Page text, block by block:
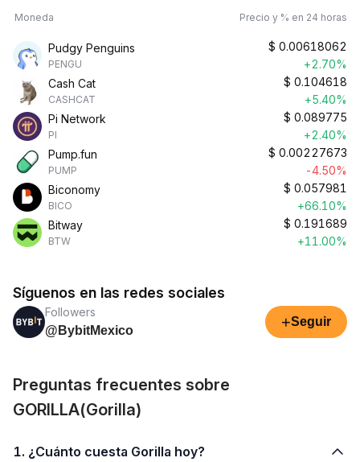
Moneda Precio y % en 24 horas
Pudgy Penguins
PENGU
$ 0.00618062
+2.70%
Cash Cat
CASHCAT
$ 0.104618
+5.40%
Pi Network
PI
$ 0.089775
+2.40%
Pump.fun
PUMP
$ 0.00227673
-4.50%
Biconomy
BICO
$ 0.057981
+66.10%
Bitway
BTW
$ 0.191689
+11.00%
Síguenos en las redes sociales
Followers
@BybitMexico
+Seguir
Preguntas frecuentes sobre
GORILLA(Gorilla)
1. ¿Cuánto cuesta Gorilla hoy?